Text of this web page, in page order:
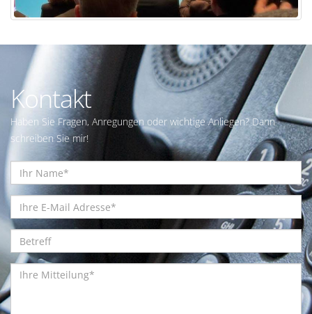
Kontakt
Haben Sie Fragen, Anregungen oder wichtige Anliegen? Dann
schreiben Sie mir!